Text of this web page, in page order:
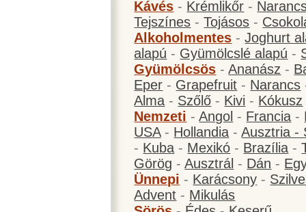
Kávés - Krémlikőr -
Tejszínes -Tojásos -
Alkoholmentes -Joghurt
alapú - Gyümölcslé alapú -
Gyümölcsös -Ananász -
Eper - Grapefruit - Narancs
Alma - Szőlő - Kivi - Kókusz
Nemzeti -Angol - Francia -
USA- Hollandia -Ausztria -
- Kuba - Mexikó - Brazília -
Görög -Ausztrál - Dán -
Ünnepi - Karácsony -
Advent - Mikulás